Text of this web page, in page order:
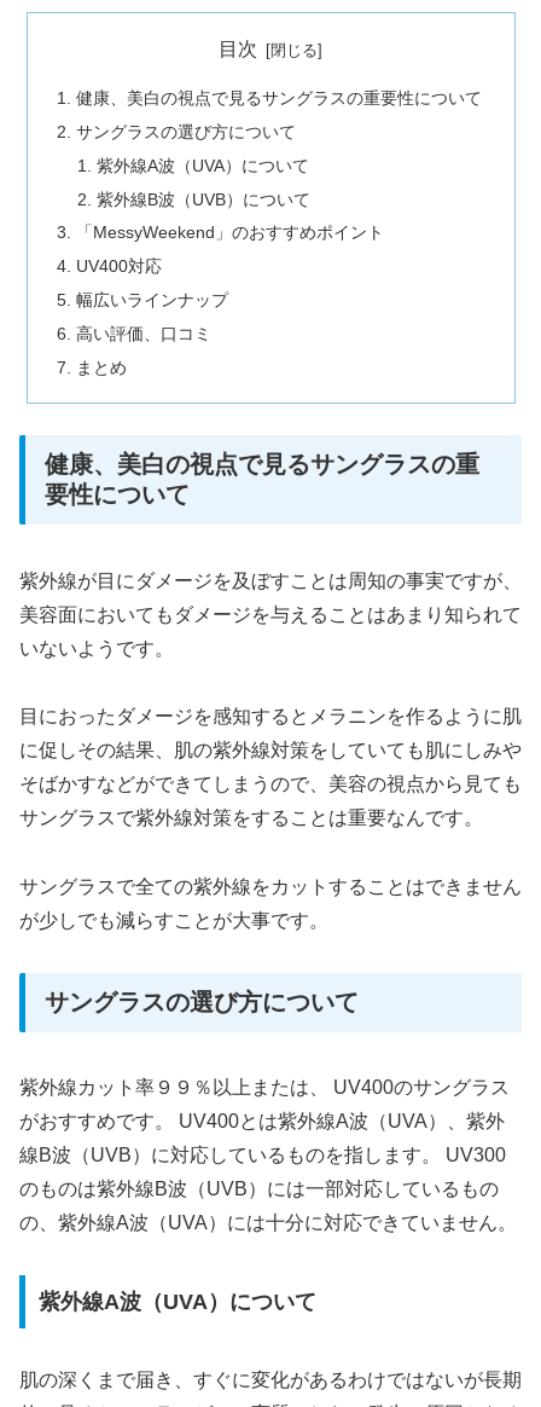
目次
健康、美白の視点で見るサングラスの重要性について
サングラスの選び方について
紫外線A波（UVA）について
紫外線B波（UVB）について
「MessyWeekend」のおすすめポイント
UV400対応
幅広いラインナップ
高い評価、口コミ
まとめ
健康、美白の視点で見るサングラスの重
要性について
紫外線が目にダメージを及ぼすことは周知の事実ですが、
美容面においてもダメージを与えることはあまり知られて
いないようです。
目におったダメージを感知するとメラニンを作るように肌
に促しその結果、肌の紫外線対策をしていても肌にしみや
そばかすなどができてしまうので、美容の視点から見ても
サングラスで紫外線対策をすることは重要なんです。
サングラスで全ての紫外線をカットすることはできません
が少しでも減らすことが大事です。
サングラスの選び方について
紫外線カット率９９％以上または、 UV400のサングラス
がおすすめです。 UV400とは紫外線A波（UVA）、紫外
線B波（UVB）に対応しているものを指します。 UV300
のものは紫外線B波（UVB）には一部対応しているもの
の、紫外線A波（UVA）には十分に対応できていません。
紫外線A波（UVA）について
肌の深くまで届き、すぐに変化があるわけではないが長期